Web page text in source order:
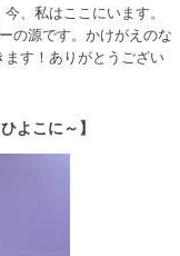
、私はここにいます。
の源です。かけがえのな
す！ありがとうござい
よこに～】